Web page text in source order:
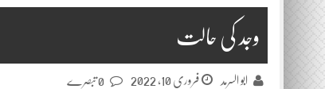
وجد کی حالت
ابو السرمد فروری 10, 2022